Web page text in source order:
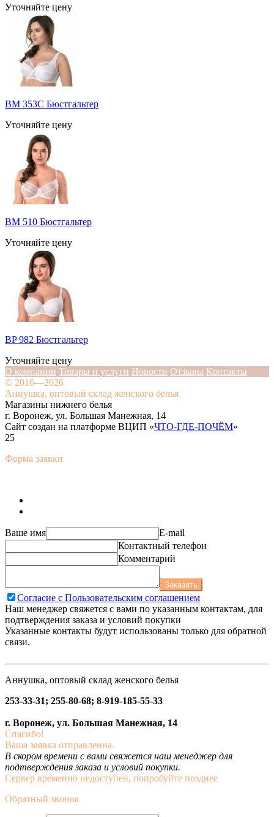
Уточняйте цену
BM 353C Бюстгальтер
Уточняйте цену
BM 510 Бюстгальтер
Уточняйте цену
BP 982 Бюстгальтер
Уточняйте цену
О компании Товары и услуги Новости Отзывы Контакты
© 2016—2026
Аннушка, оптовый склад женского белья
Магазины нижнего белья
г. Воронеж, ул. Большая Манежная, 14
Сайт создан на платформе ВЦИП «ЧТО-ГДЕ-ПОЧЁМ»
25
Форма заявки
Ваше имя
E-mail
Контактный телефон
Комментарий
Заказать
Согласие с Пользовательским соглашением
Наш менеджер свяжется с вами по указанным контактам, для
подтверждения заказа и условий покупки
Указанные контакты будут использованы только для обратной
связи.
Аннушка, оптовый склад женского белья
253-33-31; 255-80-68; 8-919-185-55-33
г. Воронеж, ул. Большая Манежная, 14
Спасибо!
Ваша заявка отправленна.
В скором времени с вами свяжется наш менеджер для
подтверждения заказа и условий покупки.
Сервер временно недоступен, попробуйте позднее
Обратный звонок